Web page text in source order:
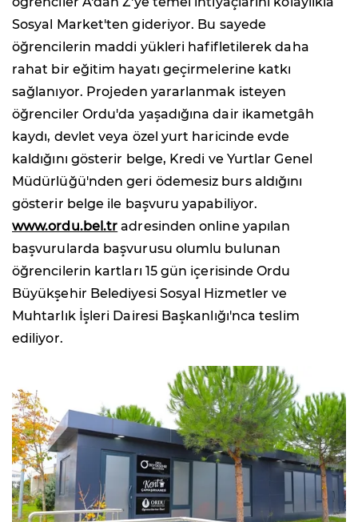
Sosyal Market'ten gideriyor. Bu sayede
öğrencilerin maddi yükleri hafifletilerek daha
rahat bir eğitim hayatı geçirmelerine katkı
sağlanıyor. Projeden yararlanmak isteyen
öğrenciler Ordu'da yaşadığına dair ikametgâh
kaydı, devlet veya özel yurt haricinde evde
kaldığını gösterir belge, Kredi ve Yurtlar Genel
Müdürlüğü'nden geri ödemesiz burs aldığını
gösterir belge ile başvuru yapabiliyor.
www.ordu.bel.tr adresinden online yapılan
başvurularda başvurusu olumlu bulunan
öğrencilerin kartları 15 gün içerisinde Ordu
Büyükşehir Belediyesi Sosyal Hizmetler ve
Muhtarlık İşleri Dairesi Başkanlığı'nca teslim
ediliyor.